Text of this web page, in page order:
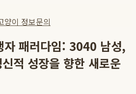
양이 정보문의
자 패러다임: 3040 남성,
적 성장을 향한 새로운